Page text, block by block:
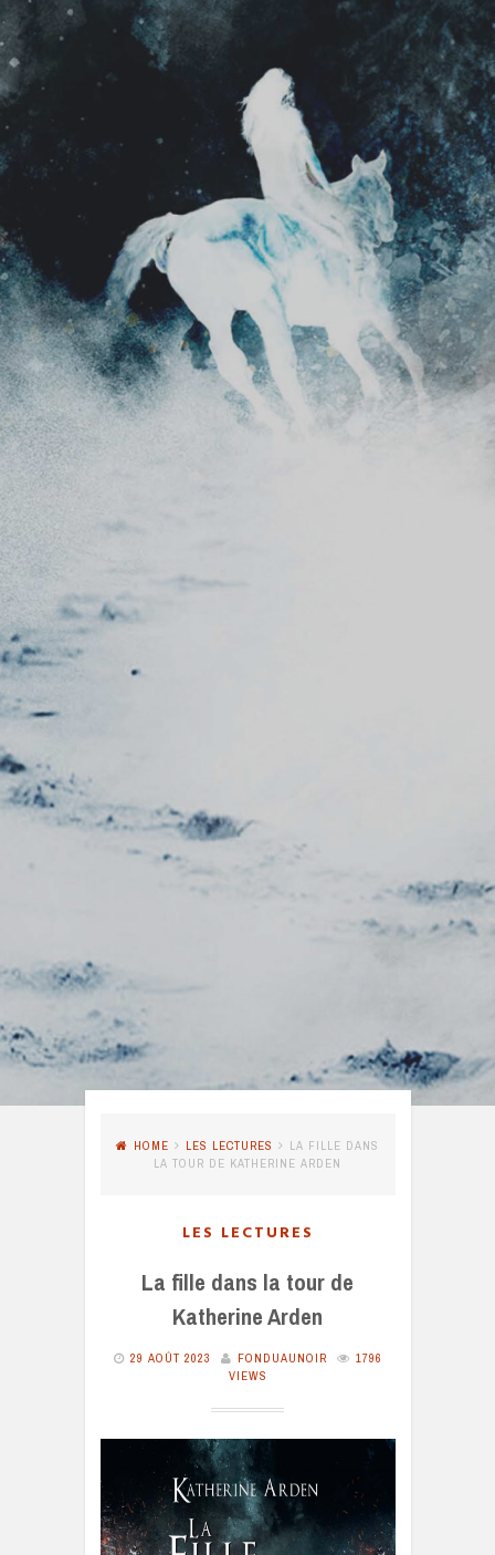
HOME LES LECTURES
LA FILLE DANS
LA TOUR DE KATHERINE ARDEN
LES LECTURES
La fille dans la tour de
Katherine Arden
29 AOÛT 2023 FONDUAUNOIR
1796
VIEWS